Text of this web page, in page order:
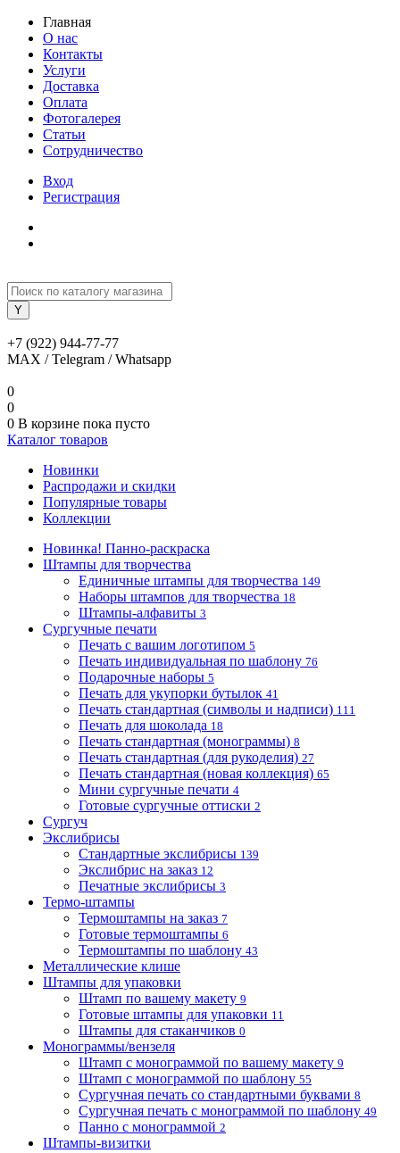
Главная
О нас
Контакты
Услуги
Доставка
Оплата
Фотогалерея
Статьи
Сотрудничество
Вход
Регистрация
+7 (922) 944-77-77
MAX / Telegram / Whatsapp
0
0
0 В корзине пока пусто
Каталог товаров
Новинки
Распродажи и скидки
Популярные товары
Коллекции
Новинка! Панно-раскраска
Штампы для творчества
Единичные штампы для творчества 149
Наборы штампов для творчества 18
Штампы-алфавиты 3
Сургучные печати
Печать с вашим логотипом 5
Печать индивидуальная по шаблону 76
Подарочные наборы 5
Печать для укупорки бутылок 41
Печать стандартная (символы и надписи) 111
Печать для шоколада 18
Печать стандартная (монограммы) 8
Печать стандартная (для рукоделия) 27
Печать стандартная (новая коллекция) 65
Мини сургучные печати 4
Готовые сургучные оттиски 2
Сургуч
Экслибрисы
Стандартные экслибрисы 139
Экслибрис на заказ 12
Печатные экслибрисы 3
Термо-штампы
Термоштампы на заказ 7
Готовые термоштампы 6
Термоштампы по шаблону 43
Металлические клише
Штампы для упаковки
Штамп по вашему макету 9
Готовые штампы для упаковки 11
Штампы для стаканчиков 0
Монограммы/вензеля
Штамп с монограммой по вашему макету 9
Штамп с монограммой по шаблону 55
Сургучная печать со стандартными буквами 8
Сургучная печать с монограммой по шаблону 49
Панно с монограммой 2
Штампы-визитки